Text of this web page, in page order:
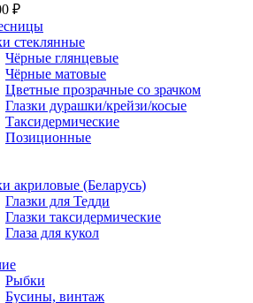
₽
стеклянные
Чёрные глянцевые
Чёрные матовые
Цветные прозрачные со зрачком
Глазки дурашки/крейзи/косые
Таксидермические
Позиционные
акриловые (Беларусь)
Глазки для Тедди
Глазки таксидермические
Глаза для кукол
Рыбки
Бусины, винтаж